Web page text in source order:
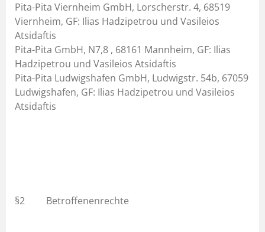
Pita-Pita Viernheim GmbH, Lorscherstr. 4, 68519
Viernheim, GF: Ilias Hadzipetrou und Vasileios
Atsidaftis
Pita-Pita GmbH, N7,8 , 68161 Mannheim, GF: Ilias
Hadzipetrou und Vasileios Atsidaftis
Pita-Pita Ludwigshafen GmbH, Ludwigstr. 54b, 67059
Ludwigshafen, GF: Ilias Hadzipetrou und Vasileios
Atsidaftis
§2 Betroffenenrechte